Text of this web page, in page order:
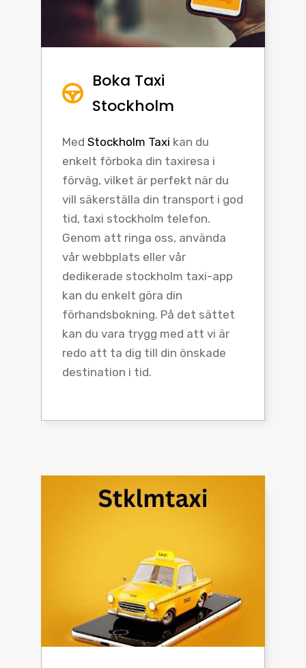
Boka Taxi
Stockholm
Med Stockholm Taxi kan du
enkelt förboka din taxiresa i
förväg, vilket är perfekt när du
vill säkerställa din transport i god
tid, taxi stockholm telefon.
Genom att ringa oss, använda
vår webbplats eller vår
dedikerade stockholm taxi-app
kan du enkelt göra din
förhandsbokning. På det sättet
kan du vara trygg med att vi är
redo att ta dig till din önskade
destination i tid.